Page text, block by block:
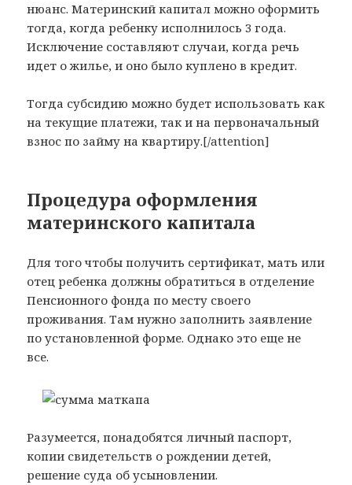
нюанс. Материнский капитал можно оформить
тогда, когда ребенку исполнилось 3 года.
Исключение составляют случаи, когда речь
идет о жилье, и оно было куплено в кредит.
Тогда субсидию можно будет использовать как
на текущие платежи, так и на первоначальный
взнос по займу на квартиру.[/attention]
Процедура оформления
материнского капитала
Для того чтобы получить сертификат, мать или
отец ребенка должны обратиться в отделение
Пенсионного фонда по месту своего
проживания. Там нужно заполнить заявление
по установленной форме. Однако это еще не
все.
Разумеется, понадобятся личный паспорт,
копии свидетельств о рождении детей,
решение суда об усыновлении.